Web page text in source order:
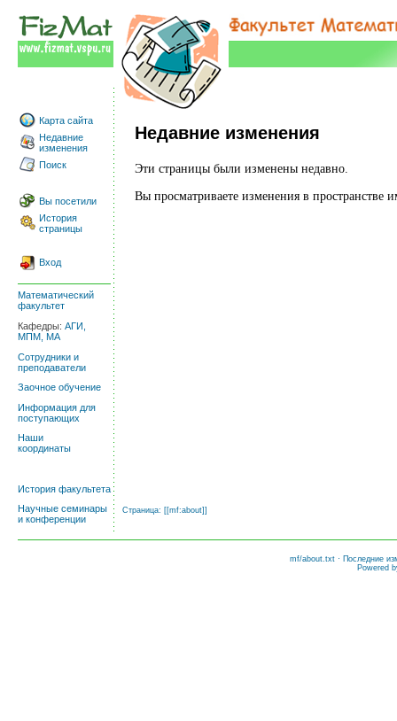
Карта сайта
Недавние
изменения
Поиск
Вы посетили
История
страницы
Вход
Математический
факультет
Кафедры: АГИ,
МПМ, МА
Сотрудники и
преподаватели
Заочное обучение
Информация для
поступающих
Наши
координаты
История факультета
Научные семинары
и конференции
Недавние изменения
Эти страницы были изменены недавно.
Вы просматриваете изменения в пространстве
Страница: [[mf:about]]
mf/about.txt · Последние
Powered